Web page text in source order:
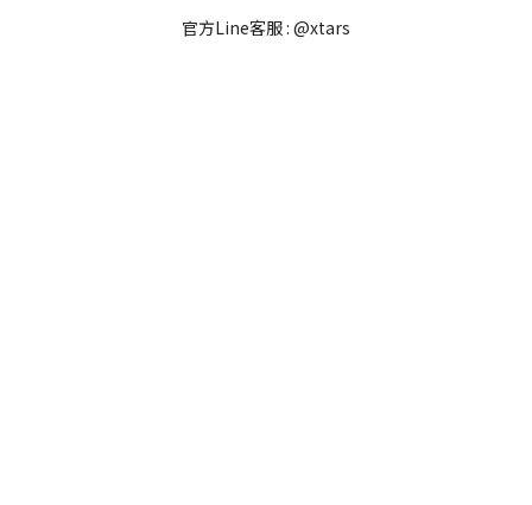
官方Line客服 : @xtars